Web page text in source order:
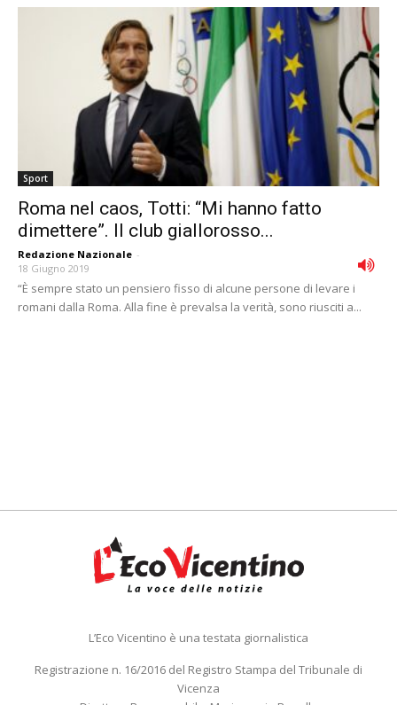
Sport
Roma nel caos, Totti: “Mi hanno fatto
dimettere”. Il club giallorosso...
Redazione Nazionale -
18 Giugno 2019
“È sempre stato un pensiero fisso di alcune persone di levare i
romani dalla Roma. Alla fine è prevalsa la verità, sono riusciti a...
L’Eco Vicentino è una testata giornalistica
Registrazione n. 16/2016 del Registro Stampa del Tribunale di
Vicenza